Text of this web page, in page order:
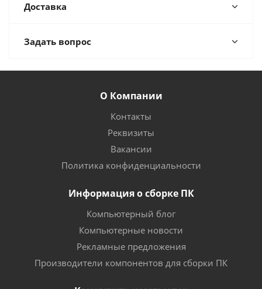
Доставка
Задать вопрос
О Компании
Контакты
Реквизиты
Вакансии
Политика конфиденциальности
Информация о сборке ПК
Компьютерный блог
Компьютерные новости
Рекламные предложения
Производители компонентов для сборки ПК